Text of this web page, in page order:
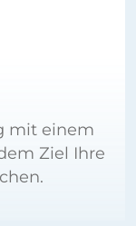
mit einem
Ziel Ihre